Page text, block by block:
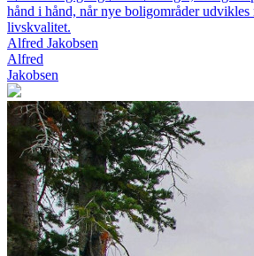
hånd i hånd, når nye boligområder
livskvalitet.
Alfred Jakobsen
Alfred
Jakobsen